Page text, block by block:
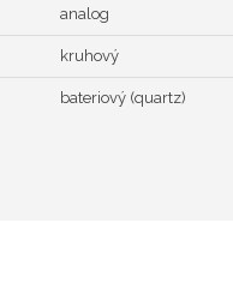
analog
kruhový
bateriový (quartz)